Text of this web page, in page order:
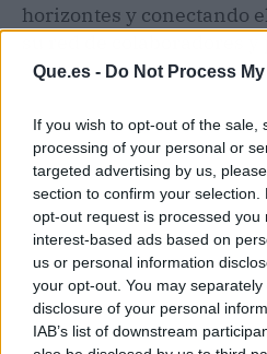
Que.es - Do Not Process
If you wish to opt-out of the sale,
processing of your personal or
targeted advertising by us,
section to confirm your
opt-out request is processed you
interest-based ads based on
us or personal information
your opt-out. You may
disclosure of your personal
IAB’s list of downstream
horizontes y conectando